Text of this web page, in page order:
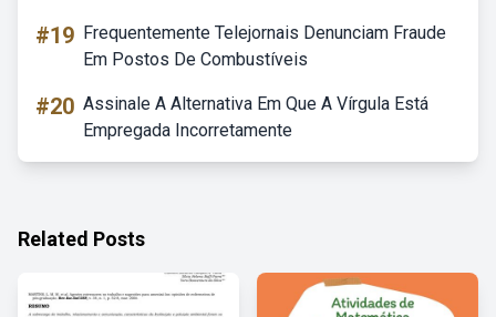
#19 Frequentemente Telejornais Denunciam Fraude
Em Postos De Combustíveis
#20 Assinale A Alternativa Em Que A Vírgula Está
Empregada Incorretamente
Related Posts